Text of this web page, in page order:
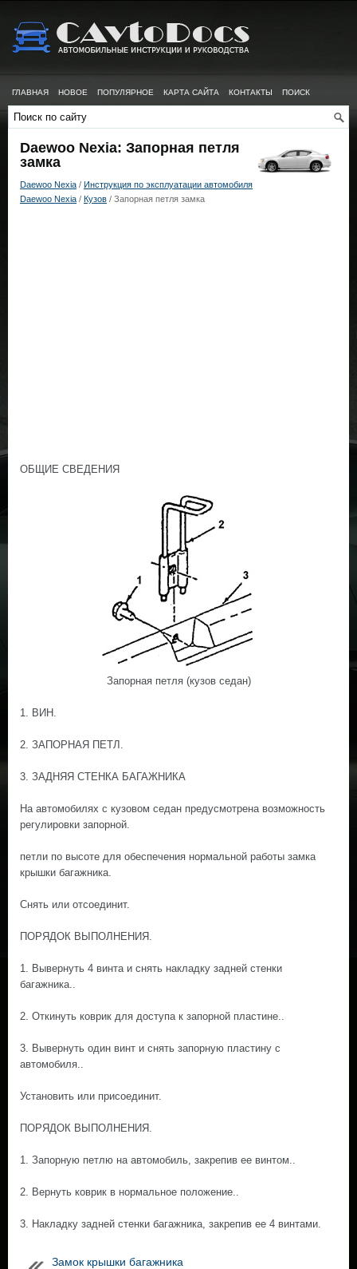
ГЛАВНАЯ НОВОЕ ПОПУЛЯРНОЕ КАРТА САЙТА КОНТАКТЫ ПОИСК
Daewoo Nexia: Запорная петля
замка
Daewoo Nexia / Инструкция по эксплуатации автомобиля
Daewoo Nexia / Кузов / Запорная петля замка
ОБЩИЕ СВЕДЕНИЯ
Запорная петля (кузов седан)
1. ВИН.
2. ЗАПОРНАЯ ПЕТЛ.
3. ЗАДНЯЯ СТЕНКА БАГАЖНИКА
На автомобилях с кузовом седан предусмотрена возможность
регулировки запорной.
петли по высоте для обеспечения нормальной работы замка
крышки багажника.
Снять или отсоединит.
ПОРЯДОК ВЫПОЛНЕНИЯ.
1. Вывернуть 4 винта и снять накладку задней стенки
багажника..
2. Откинуть коврик для доступа к запорной пластине..
3. Вывернуть один винт и снять запорную пластину с
автомобиля..
Установить или присоединит.
ПОРЯДОК ВЫПОЛНЕНИЯ.
1. Запорную петлю на автомобиль, закрепив ее винтом..
2. Вернуть коврик в нормальное положение..
3. Накладку задней стенки багажника, закрепив ее 4 винтами.
Замок крышки багажника